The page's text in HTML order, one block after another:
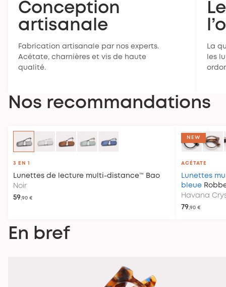
Conception
artisanale
Fabrication artisanale par nos experts.
Acétate, charnières et vis de haute
qualité.
La
les
Nos recommandations
3 EN 1
Lunettes de lecture multi-distance™ Bao
Noir
59,90 €
NEW
ACÉTATE
Lunettes
bleue
Havana
79,90 €
En bref